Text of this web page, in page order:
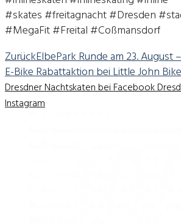
#skates #freitagnacht #Dresden
#MegaFit #Freital #Coßmansdorf
ZurückElbePark Runde am 23. August
E-Bike Rabattaktion bei Little John
Dresdner Nachtskaten bei Facebook
Instagram